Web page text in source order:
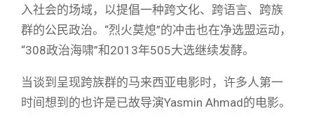
入社会的场域，以提倡一种跨文化、跨语言、跨族
群的公民政治。“烈火莫熄”的冲击也在净选盟运动，
“308政治海啸”和2013年505大选继续发酵。
当谈到呈现跨族群的马来西亚电影时，许多人第一
时间想到的也许是已故导演Yasmin Ahmad的电影。